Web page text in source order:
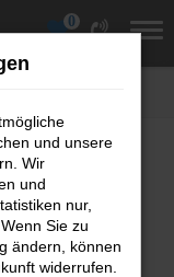
0
können:
und unsere
Wir
und
nur,
Sie zu
ändern, können
widerrufen.